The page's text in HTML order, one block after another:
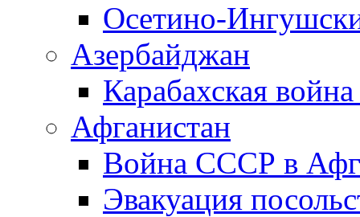
Осетино-
Азербайджан
Карабахская
Афганистан
Война СССР в
Эвакуация